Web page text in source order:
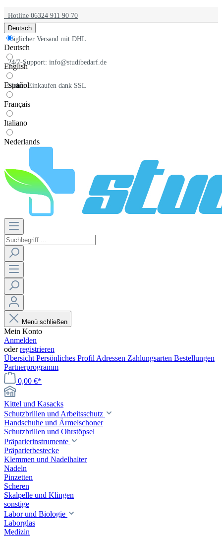
Hotline 06324 911 90 70
Täglicher Versand mit DHL
24/7-Support: info@studibedarf.de
Sicher Einkaufen dank SSL
Deutsch
Deutsch
English
Español
Français
Italiano
Nederlands
Menü schließen
Mein Konto
Anmelden
oderregistrieren
Übersicht Persönliches Profil Adressen Zahlungsarten Bestellungen
Partnerprogramm
0,00 €*
Kittel und Kasacks
Schutzbrillen und Arbeitsschutz
Handschuhe und Ärmelschoner
Schutzbrillen und Ohrstöpsel
Präparierinstrumente
Präparierbestecke
Klemmen und Nadelhalter
Nadeln
Pinzetten
Scheren
Skalpelle und Klingen
sonstige
Labor und Biologie
Laborglas
Medizin